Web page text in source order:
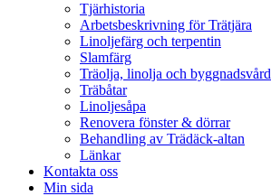
Tjärhistoria
Arbetsbeskrivning för Trätjära
Linoljefärg och terpentin
Slamfärg
Träolja, linolja och byggnadsvård
Träbåtar
Linoljesåpa
Renovera fönster & dörrar
Behandling av Trädäck-altan
Länkar
Kontakta oss
Min sida